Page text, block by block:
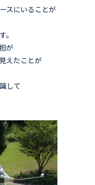
スにいることが
。
が
えたことが
して